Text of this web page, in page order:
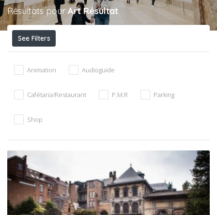
Résultats pourArt Résultat
See Filters
Animation Audioguide
Cafétaria/Restaurant P.M.R Parking
Shop